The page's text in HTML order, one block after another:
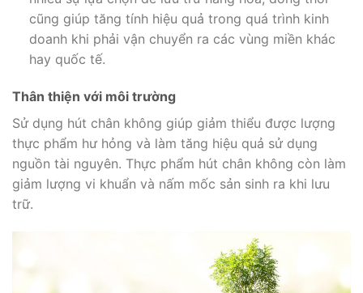
cũng giúp tăng tính hiệu quả trong quá trình kinh
doanh khi phải vận chuyển ra các vùng miền khác
hay quốc tế.
Thân thiện với môi trường
Sử dụng hút chân không giúp giảm thiểu được lượng
thực phẩm hư hỏng và làm tăng hiệu quả sử dụng
nguồn tài nguyên. Thực phẩm hút chân không còn làm
giảm lượng vi khuẩn và nấm mốc sản sinh ra khi lưu
trữ.